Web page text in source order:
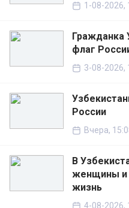
1-08-2026,
Гражданка
флаг
3-08-2026,
России
Вчера,
В
женщины и
жизнь
4-08-2026,